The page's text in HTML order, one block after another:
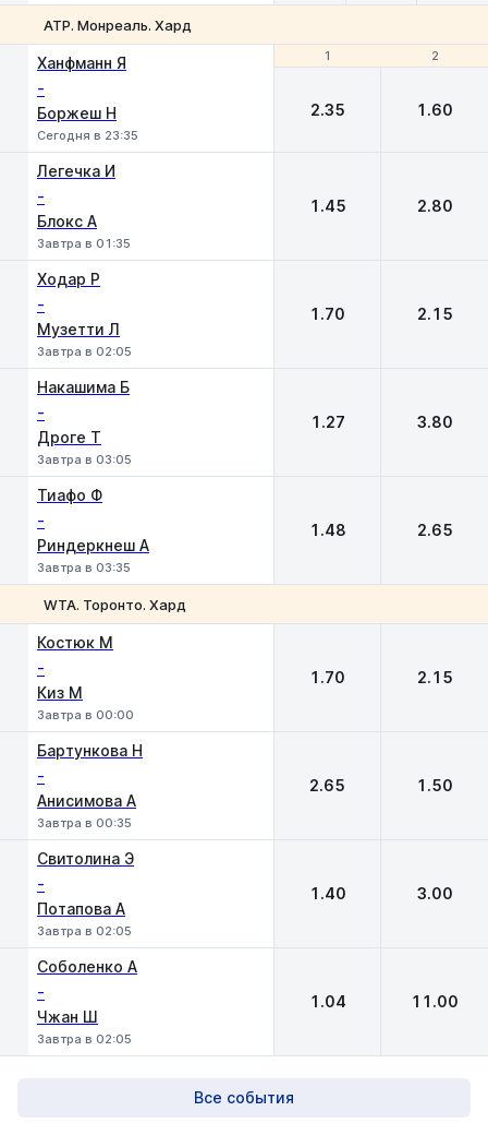
ATP. Монреаль. Хард
1 2
Ханфманн Я
-
Боржеш Н
Сегодня в 23:35
1 2
2.35 1.60
Легечка И
-
Блокс А
Завтра в 01:35
1.45 2.80
Ходар Р
-
Музетти Л
Завтра в 02:05
1.70 2.15
Накашима Б
-
Дроге Т
Завтра в 03:05
1.27 3.80
Тиафо Ф
-
Риндеркнеш А
Завтра в 03:35
1.48 2.65
WTA. Торонто. Хард
Костюк М
-
Киз М
Завтра в 00:00
1.70 2.15
Бартункова Н
-
Анисимова А
Завтра в 00:35
2.65 1.50
Свитолина Э
-
Потапова А
Завтра в 02:05
1.40 3.00
Соболенко А
-
Чжан Ш
Завтра в 02:05
1.04 11.00
Все события